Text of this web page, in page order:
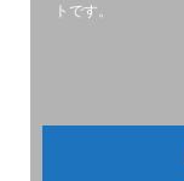
トです。